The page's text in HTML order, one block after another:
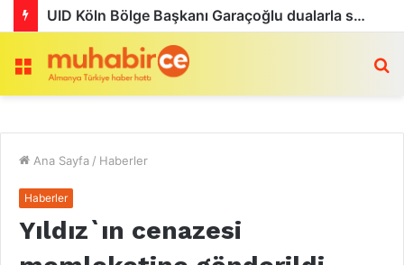
UID Köln Bölge Başkanı Garaçoğlu dualarla son yolculuğuna uğurlandı
Menü
Ana Sayfa / Haberler
Haberler
Yıldız`ın cenazesi